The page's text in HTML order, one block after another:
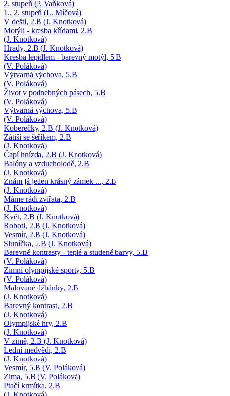
2. stupeň (P. Vaňková)
1., 2. stupeň (L. Míčová)
V dešti, 2.B (J. Knotková)
Motýli - kresba křídami, 2.B
(J. Knotková)
Hrady, 2.B (J. Knotková)
Kresba lepidlem - barevný motýl, 5.B
(V. Poláková)
Výtvarná výchova, 5.B
(V. Poláková)
Život v podnebných pásech, 5.B
(V. Poláková)
Výtvarná výchova, 5.B
(V. Poláková)
Koberečky, 2.B (J. Knotková)
Zátiší se šeříkem, 2.B
(J. Knotková)
Čapí hnízda, 2.B (J. Knotková)
Balóny a vzducholodě, 2.B
(J. Knotková)
Znám já jeden krásný zámek ..., 2.B
(J. Knotková)
Máme rádi zvířata, 2.B
(J. Knotková)
Květ, 2.B (J. Knotková)
Roboti, 2.B (J. Knotková)
Vesmír, 2.B (J. Knotková)
Sluníčka, 2.B (J. Knotková)
Barevné kontrasty - teplé a studené barvy, 5.B
(V. Poláková)
Zimní olympijské sporty, 5.B
(V. Poláková)
Malované džbánky, 2.B
(J. Knotková)
Barevný kontrast, 2.B
(J. Knotková)
Olympijské hry, 2.B
(J. Knotková)
V zimě, 2.B (J. Knotková)
Lední medvědi, 2.B
(J. Knotková)
Vesmír, 5.B (V. Poláková)
Zima, 5.B (V. Poláková)
Ptačí krmítka, 2.B